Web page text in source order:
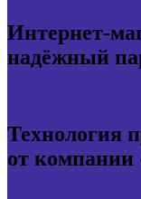
Интернет-
надёжный
Технология
от компании